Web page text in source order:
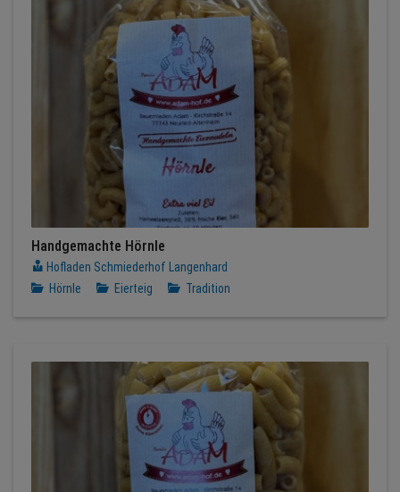
Handgemachte Hörnle
Hofladen Schmiederhof Langenhard
Hörnle
Eierteig Tradition